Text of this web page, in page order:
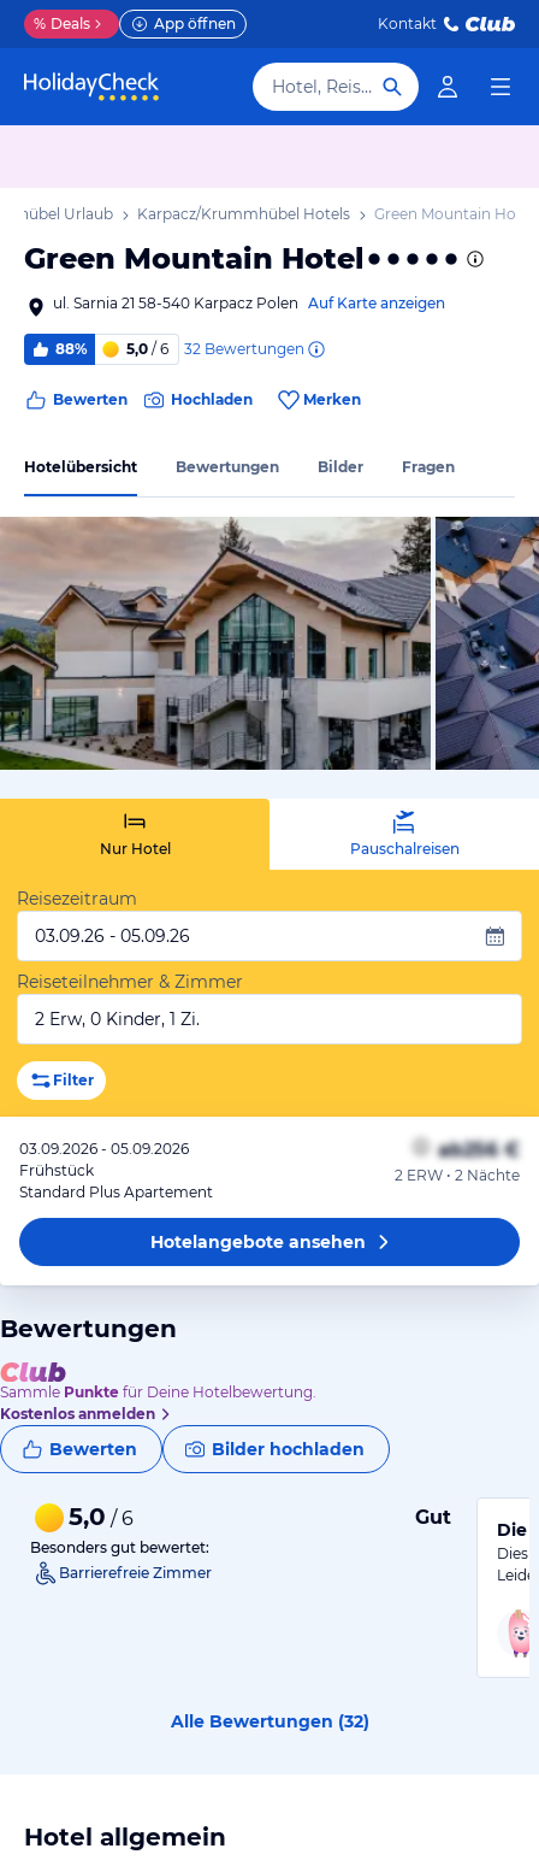
% Deals App öffnen Kontakt
Hotel, Reiseziel
Urlaub Karpacz/Krummhübel Hotels Green Mountain Hotel
Green Mountain Hotel
ul. Sarnia 21 58-540 Karpacz Polen Auf Karte anzeigen
88% 5,0 / 6 32 Bewertungen
Bewerten Hochladen Merken
Hotelübersicht Bewertungen Bilder Fragen
vom
Nur Hotel Pauschalreisen
Reisezeitraum
03.09.26 - 05.09.26
Reiseteilnehmer & Zimmer
2 Erw, 0 Kinder, 1 Zi.
Filter
03.09.2026 - 05.09.2026
Frühstück
Standard Plus Apartement
ab256 €
2 ERW • 2 Nächte
Hotelangeboteansehen
Bewertungen
Sammle Punkte für Deine Hotelbewertung.
Kostenlos anmelden
Bewerten Bilder hochladen
5,0 / 6 Gut
Besonders gut bewertet:
Barrierefreie Zimmer
Die
Dies
Alle Bewertungen (32)
Hotel allgemein